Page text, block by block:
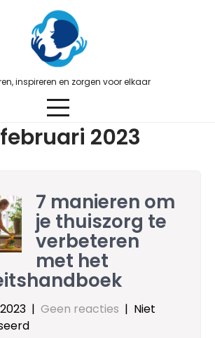
inspireren en zorgen voor elkaar
februari 2023
7 manieren om
je thuiszorg te
verbeteren
met het
| Geen reacties | Niet